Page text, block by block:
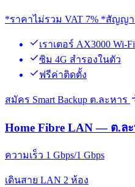
*ราคาไม่รวม VAT 7% *สัญญา
เราเตอร์ AX3000 Wi-
ซิม 4G สำรองในตัว
ฟรีค่าติดตั้ง
สมัคร Smart Backup ต.ละหาร
Home Fibre LAN — ต.ล
ความเร็ว 1 Gbps/1 Gbps
เดินสาย LAN 2 ห้อง